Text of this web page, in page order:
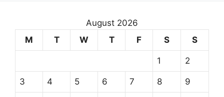
August 2026
M
T W T F S S
1 2
3 4 5 6 7 8 9